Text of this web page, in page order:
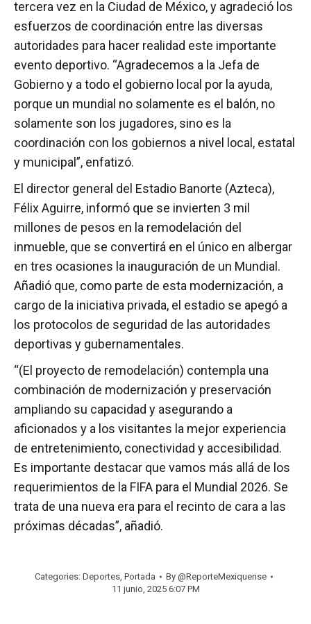
tercera vez en la Ciudad de México, y agradeció los
esfuerzos de coordinación entre las diversas
autoridades para hacer realidad este importante
evento deportivo. “Agradecemos a la Jefa de
Gobierno y a todo el gobierno local por la ayuda,
porque un mundial no solamente es el balón, no
solamente son los jugadores, sino es la
coordinación con los gobiernos a nivel local, estatal
y municipal”, enfatizó.
El director general del Estadio Banorte (Azteca),
Félix Aguirre, informó que se invierten 3 mil
millones de pesos en la remodelación del
inmueble, que se convertirá en el único en albergar
en tres ocasiones la inauguración de un Mundial.
Añadió que, como parte de esta modernización, a
cargo de la iniciativa privada, el estadio se apegó a
los protocolos de seguridad de las autoridades
deportivas y gubernamentales.
“(El proyecto de remodelación) contempla una
combinación de modernización y preservación
ampliando su capacidad y asegurando a
aficionados y a los visitantes la mejor experiencia
de entretenimiento, conectividad y accesibilidad.
Es importante destacar que vamos más allá de los
requerimientos de la FIFA para el Mundial 2026. Se
trata de una nueva era para el recinto de cara a las
próximas décadas”, añadió.
Categories: Deportes, Portada By @ReporteMexiquense
11 junio, 2025 6:07 PM